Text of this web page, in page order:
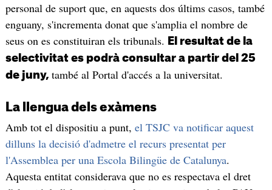
personal de suport que, en aquests dos últims casos, també
enguany, s'incrementa donat que s'amplia el nombre de
seus on es constituiran els tribunals.
El resultat de la
selectivitat es podrà consultar a partir del 25
de juny, també al Portal d'accés a la universitat.
La llengua dels exàmens
Amb tot el dispositiu a punt, el TSJC va notificar aquest
dilluns la decisió d'admetre el recurs presentat per
l'Assemblea per una Escola Bilingüe de Catalunya.
Aquesta entitat considerava que no es respectava el dret